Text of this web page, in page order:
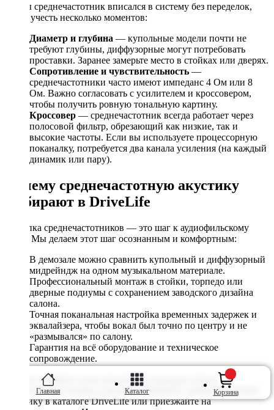
Главная Каталог Корзина
Чтобы среднечастотник вписался в систему без переделок,
стоит учесть несколько моментов:
Диаметр и глубина — купольные модели почти не
требуют глубины, диффузорные могут потребовать
проставки. Заранее замерьте место в стойках или дверях.
Сопротивление и чувствительность —
среднечастотники часто имеют импеданс 4 Ом или 8
Ом. Важно согласовать с усилителем и кроссовером,
чтобы получить ровную тональную картину.
Кроссовер — среднечастотник всегда работает через
полосовой фильтр, обрезающий как низкие, так и
высокие частоты. Если вы используете процессорную
поканалку, потребуется два канала усиления (на каждый
динамик или пару).
Почему среднечастотную акустику
выбирают в DriveLife
Покупка среднечастотников — это шаг к аудиофильскому
звуку. Мы делаем этот шаг осознанным и комфортным:
В демозале можно сравнить купольный и диффузорный
мидрейндж на одном музыкальном материале.
Профессиональный монтаж в стойки, торпедо или
дверные подиумы с сохранением заводского дизайна
салона.
Точная поканальная настройка временных задержек и
эквалайзера, чтобы вокал был точно по центру и не
«размывался» по салону.
Гарантия на всё оборудование и техническое
сопровождение.
Хотите слышать голос вокалиста и каждую струну
акустической гитары в деталях? Выберите среднечастотную
акустику в каталоге DriveLife или приезжайте на